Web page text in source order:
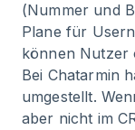
(Nummer und
Plane für
können Nutzer
Bei Chatarmin
umgestellt.
aber nicht im